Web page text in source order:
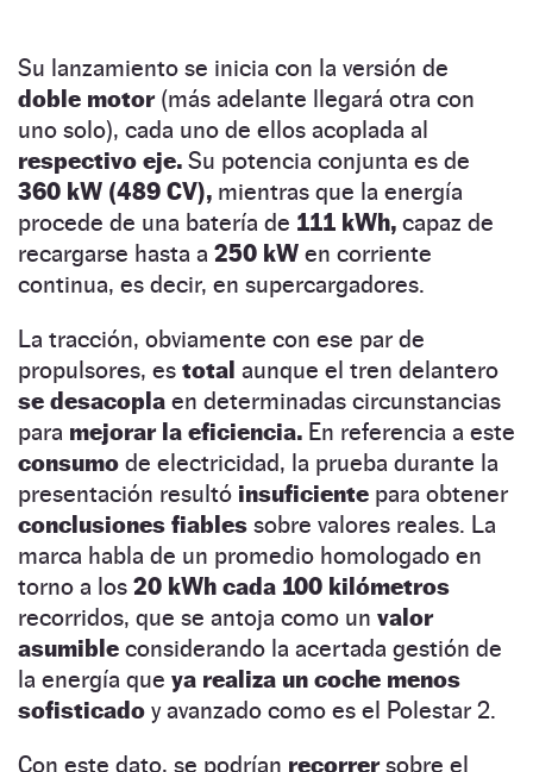
Su lanzamiento se inicia con la versión de
doble motor(más adelante llegará otra con
uno solo), cada uno de ellos acoplada al
respectivo eje. Su potencia conjunta es de
360 kW (489 CV), mientras que la energía
procede de una batería de 111 kWh, capaz de
recargarse hasta a 250 kW en corriente
continua, es decir, en supercargadores.
La tracción, obviamente con ese par de
propulsores, es total aunque el tren delantero
se desacopla en determinadas circunstancias
para mejorar la eficiencia. En referencia a este
consumo de electricidad, la prueba durante la
presentación resultó insuficiente para obtener
conclusiones fiables sobre valores reales. La
marca habla de un promedio homologado en
torno a los 20 kWh cada 100 kilómetros
recorridos, que se antoja como un valor
asumible considerando la acertada gestión de
la energía que ya realiza un coche menos
sofisticado y avanzado como es el Polestar 2.
Con este dato, se podrían recorrersobre el